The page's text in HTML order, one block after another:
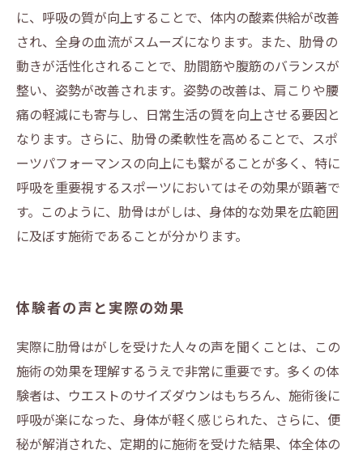
に、呼吸の質が向上することで、体内の酸素供給が改善
され、全身の血流がスムーズになります。また、肋骨の
動きが活性化されることで、肋間筋や腹筋のバランスが
整い、姿勢が改善されます。姿勢の改善は、肩こりや腰
痛の軽減にも寄与し、日常生活の質を向上させる要因と
なります。さらに、肋骨の柔軟性を高めることで、スポ
ーツパフォーマンスの向上にも繋がることが多く、特に
呼吸を重要視するスポーツにおいてはその効果が顕著で
す。このように、肋骨はがしは、身体的な効果を広範囲
に及ぼす施術であることが分かります。
体験者の声と実際の効果
実際に肋骨はがしを受けた人々の声を聞くことは、この
施術の効果を理解するうえで非常に重要です。多くの体
験者は、ウエストのサイズダウンはもちろん、施術後に
呼吸が楽になった、身体が軽く感じられた、さらに、便
秘が解消された、定期的に施術を受けた結果、体全体の